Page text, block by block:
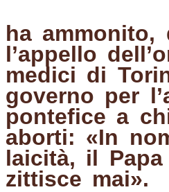
ha ammonito,
l’appello
medici di
governo per
pontefice a
aborti: «In
laicità, il
zittisce mai».